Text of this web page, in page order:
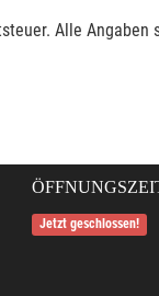
Alle
Jetzt geschlossen!